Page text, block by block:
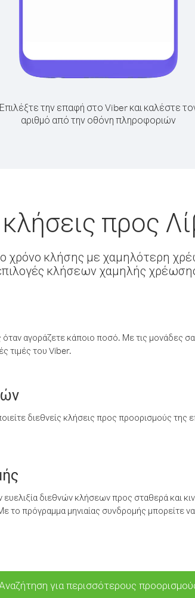
Επιλέξτε την επαφή στο Viber και καλέστε
αριθμό από την οθόνη πληροφοριών
προς
χρόνο κλήσης με χαμηλότερη
κλήσεων χαμηλής
αγοράζετε κάποιο ποσό. Με τις μονάδες
τιμές του Viber.
διεθνείς κλήσεις προς προορισμούς της
διεθνών κλήσεων προς σταθερά και
πρόγραμμα μηνιαίας συνδρομής μπορείτε να
για περισσότερους